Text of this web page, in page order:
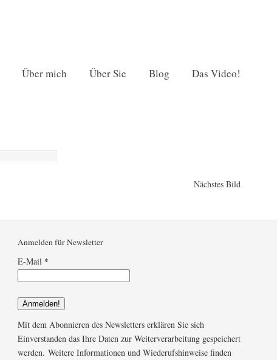
Über mich Über Sie Blog Das Video!
Nächstes Bild
Anmelden für Newsletter
E-Mail *
Mit dem Abonnieren des Newsletters erklären Sie sich
Einverstanden das Ihre Daten zur Weiterverarbeitung gespeichert
werden. Weitere Informationen und Wiederufshinweise finden